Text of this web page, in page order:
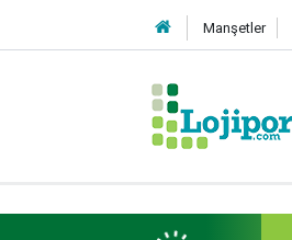
Manşetler